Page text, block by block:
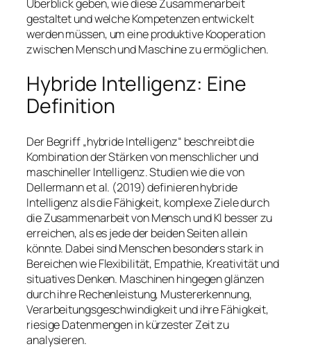
Überblick geben, wie diese Zusammenarbeit
gestaltet und welche Kompetenzen entwickelt
werden müssen, um eine produktive Kooperation
zwischen Mensch und Maschine zu ermöglichen.
Hybride Intelligenz: Eine
Definition
Der Begriff „hybride Intelligenz“ beschreibt die
Kombination der Stärken von menschlicher und
maschineller Intelligenz. Studien wie die von
Dellermann et al. (2019) definieren hybride
Intelligenz als die Fähigkeit, komplexe Ziele durch
die Zusammenarbeit von Mensch und KI besser zu
erreichen, als es jede der beiden Seiten allein
könnte. Dabei sind Menschen besonders stark in
Bereichen wie Flexibilität, Empathie, Kreativität und
situatives Denken. Maschinen hingegen glänzen
durch ihre Rechenleistung, Mustererkennung,
Verarbeitungsgeschwindigkeit und ihre Fähigkeit,
riesige Datenmengen in kürzester Zeit zu
analysieren.